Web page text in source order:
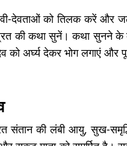
देवताओं को तिलक करें और
की कथा सुनें। कथा सुनने के
को अर्घ्य देकर भोग लगाएं और
संतान की लंबी आयु, सुख-